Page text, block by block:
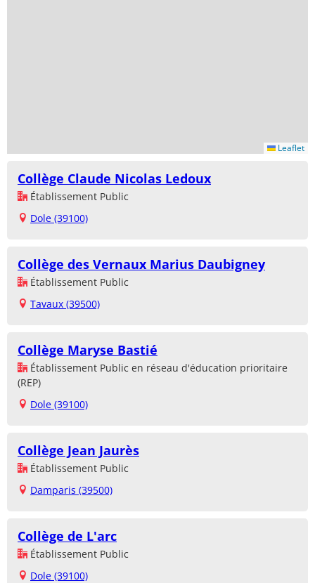
Leaflet
Collège Claude Nicolas Ledoux
Établissement Public
Dole (39100)
Collège des Vernaux Marius Daubigney
Établissement Public
Tavaux (39500)
Collège Maryse Bastié
Établissement Public en réseau d'éducation prioritaire
(REP)
Dole (39100)
Collège Jean Jaurès
Établissement Public
Damparis (39500)
Collège de L'arc
Établissement Public
Dole (39100)